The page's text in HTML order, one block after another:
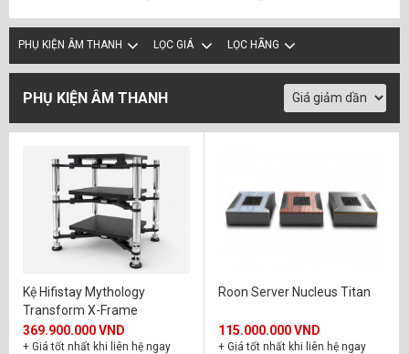
Audioquest(2)
AVM (11)
Crystal Cable
Dan D'Agostino(1)
dbx Professional Audio
Entreq(3)
Finite Elemente (3)
PHỤ KIỆN ÂM THANH LỌC GIÁ LỌC HÃNG
PHỤ KIỆN ÂM THANH
Kệ Hifistay Mythology
Transform X-Frame
369.900.000 VND
+ Giá tốt nhất khi liên hệ ngay
Roon Server Nucleus Titan
115.000.000 VND
+ Giá tốt nhất khi liên hệ ngay